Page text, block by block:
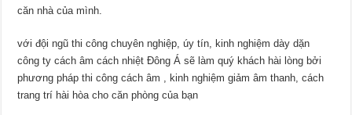
căn nhà của mình.
với đội ngũ thi công chuyên nghiệp, úy tín, kinh nghiệm dày dặn
công ty cách âm cách nhiệt Đông Á sẽ làm quý khách hài lòng bởi
phương pháp thi công cách âm , kinh nghiệm giảm âm thanh, cách
trang trí hài hòa cho căn phòng của bạn